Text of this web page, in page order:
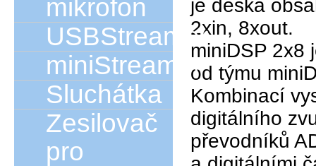
mikrofon
USBStreamer
miniStreamer
Sluchátka
Zesilovač
pro
je deska
2xin, 8xout.
miniDSP 2x8
od týmu
Kombinací
digitálního
převodníků